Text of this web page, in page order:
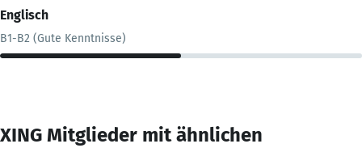
Englisch
B1-B2 (Gute Kenntnisse)
XING Mitglieder mit ähnlichen